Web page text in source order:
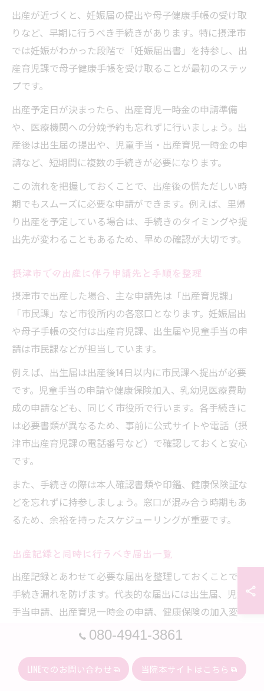
出産が近づくと、妊娠届の提出や母子健康手帳の受け取
りなど、早期に行うべき手続きがあります。特に摂津市
では妊娠がわかった段階で「妊娠届出書」を持参し、出
産育児課で母子健康手帳を受け取ることが最初のステッ
プです。
出産予定日が決まったら、出産育児一時金の申請準備
や、医療機関への分娩予約も忘れずに行いましょう。出
産後は出生届の提出や、児童手当・出産育児一時金の申
請など、短期間に複数の手続きが必要になります。
この流れを把握しておくことで、出産後の慌ただしい時
期でもスムーズに必要な申請ができます。例えば、里帰
り出産を予定している場合は、手続きのタイミングや提
出先が変わることもあるため、早めの確認が大切です。
摂津市での出産に伴う申請先と手順を整理
摂津市で出産した場合、主な申請先は「出産育児課」
「市民課」など市役所内の各窓口となります。妊娠届出
や母子手帳の交付は出産育児課、出生届や児童手当の申
請は市民課などが担当しています。
例えば、出生届は出産後14日以内に市民課へ提出が必要
です。児童手当の申請や健康保険加入、乳幼児医療費助
成の申請なども、同じく市役所で行います。各手続きに
は必要書類が異なるため、事前に公式サイトや電話（摂
津市出産育児課の電話番号など）で確認しておくと安心
です。
また、手続きの際は本人確認書類や印鑑、健康保険証な
どを忘れずに持参しましょう。窓口が混み合う時期もあ
るため、余裕を持ったスケジューリングが重要です。
出産記録と同時に行うべき届出一覧
出産記録とあわせて必要な届出を整理しておくことで、
手続き漏れを防げます。代表的な届出には出生届、児童
手当申請、出産育児一時金の申請、健康保険の加入変
更、乳幼児医療費助成などがあります。
主な届出一覧
出生届（出産後14日以内、市民課へ）
080-4941-3861
LINEでのお問い合わせ 当院本サイトはこちら